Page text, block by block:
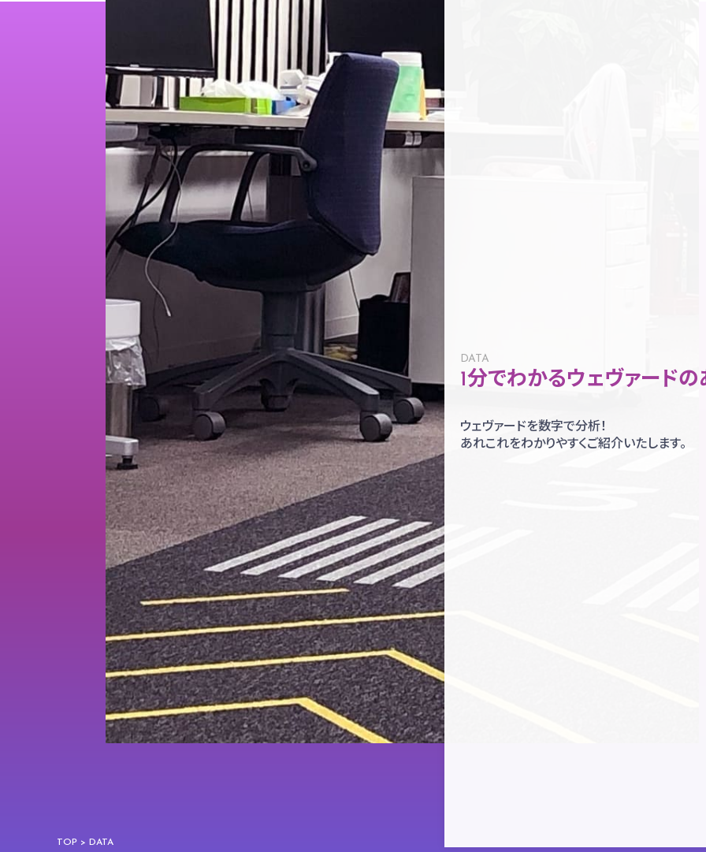
DATA
1分でわかるウェヴァード
ウェヴァードを数字で分析！
あれこれをわかりやすくご紹介いたします。
TOP > DATA